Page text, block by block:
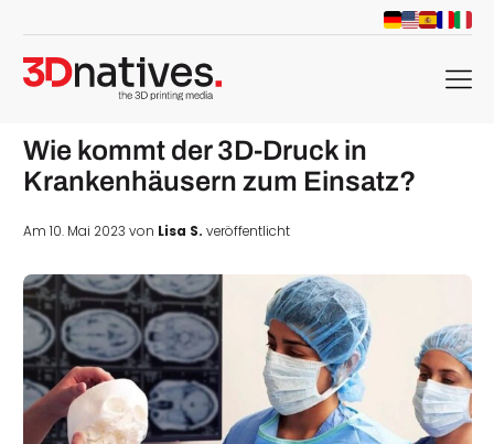
menu
Wie kommt der 3D-Druck in
Krankenhäusern zum Einsatz?
Am 10. Mai 2023 von Lisa S. veröffentlicht